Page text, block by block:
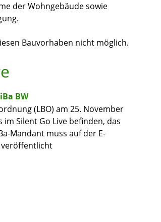
der Wohngebäude sowie
Bauvorhaben nicht möglich.
BW
(LBO) am 25. November
Silent Go Live befinden, das
Mandant muss auf der E-
veröffentlicht